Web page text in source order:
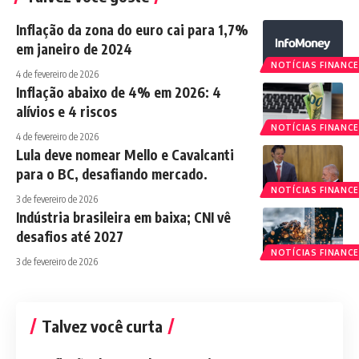
NOTÍCIAS
Inflação da zona do euro cai para 1,7%
em janeiro de 2024
4 de fevereiro de 2026
NOTÍCIAS
Inflação abaixo de 4% em 2026: 4
alívios e 4 riscos
4 de fevereiro de 2026
NOTÍCIAS
Lula deve nomear Mello e Cavalcanti
para o BC, desafiando mercado.
3 de fevereiro de 2026
NOTÍCIAS
Indústria brasileira em baixa; CNI vê
desafios até 2027
3 de fevereiro de 2026
Talvez você curta